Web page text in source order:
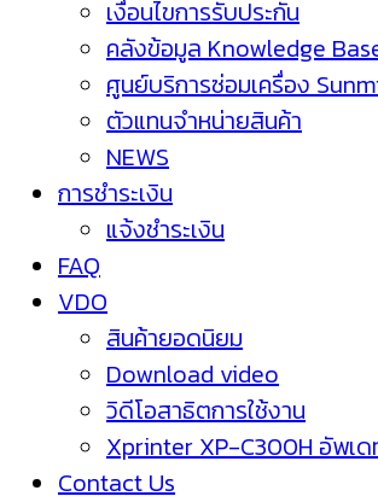
เงื่อนไขการรับประกัน
คลังข้อมูล Knowledge
ศูนย์บริการซ่อมเครื่อง
ตัวแทนจำหน่ายสินค้า
NEWS
การชำระเงิน
แจ้งชำระเงิน
FAQ
VDO
สินค้ายอดนิยม
Download video
วิดีโอสาธิตการใช้งาน
Xprinter XP-C300H อัพเ
Contact Us